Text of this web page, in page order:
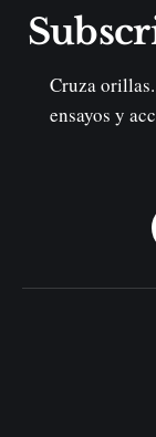
Cruza
ensayos y